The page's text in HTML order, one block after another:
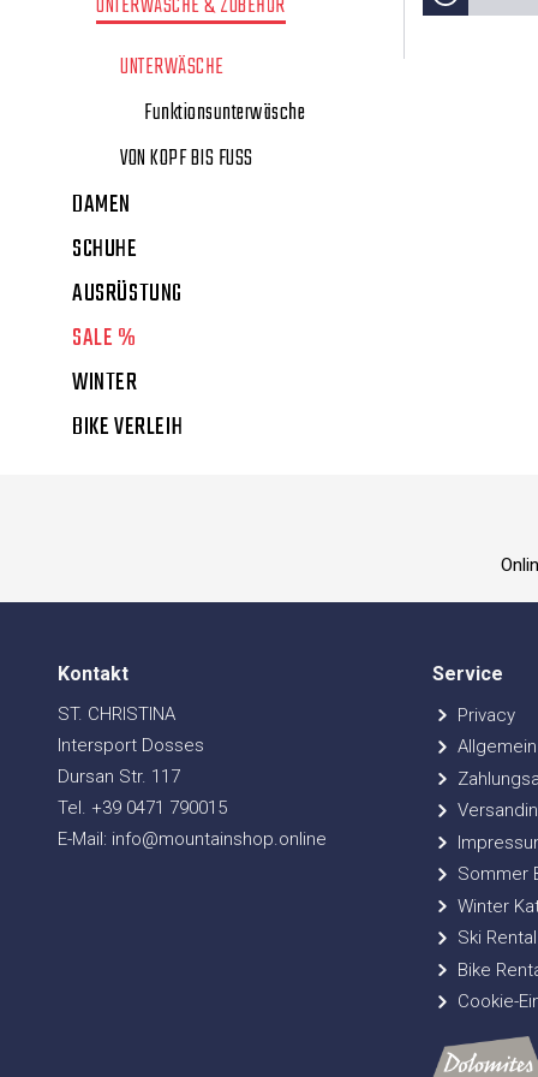
UNTERWÄSCHE
Funktionsunterwäsche
VON KOPF BIS FUSS
DAMEN
SCHUHE
AUSRÜSTUNG
SALE %
WINTER
BIKE VERLEIH
Kontakt
ST. CHRISTINA
Intersport Dosses
Dursan Str. 117
Tel. +39 0471 790015
E-Mail: info@mountainshop.online
Service
Privacy
Sommer
Winter
Ski Rental
Bike
Cookie-